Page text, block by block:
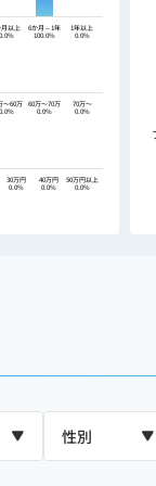
月以上
0.0%
6か月～1年
100.0%
1年以上
0.0%
〜60万
0.0%
60万〜70万
0.0%
70万〜
0.0%
30万円
0.0%
40万円
0.0%
50万円以上
0.0%